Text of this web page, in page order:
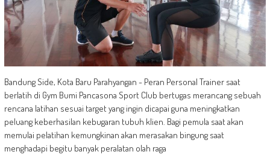
Bandung Side, Kota Baru Parahyangan - Peran Personal Trainer saat
berlatih di Gym Bumi Pancasona Sport Club bertugas merancang sebuah
rencana latihan sesuai target yang ingin dicapai guna meningkatkan
peluang keberhasilan kebugaran tubuh klien. Bagi pemula saat akan
memulai pelatihan kemungkinan akan merasakan bingung saat
menghadapi begitu banyak peralatan olah raga